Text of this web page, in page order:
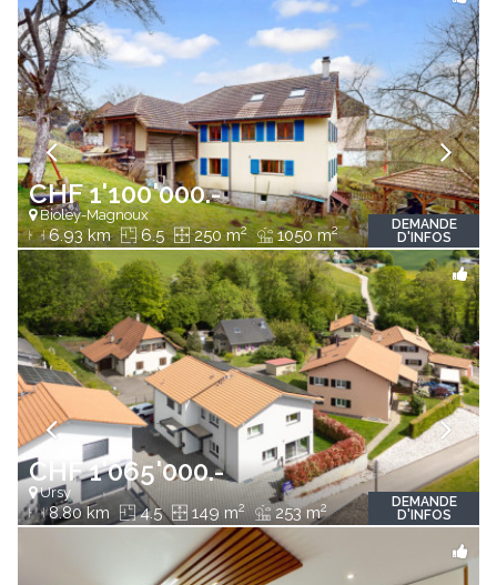
CHF 1'100'000.-
Bioley-Magnoux
6.93 km 6.5 250 m2 1050 m2
DEMANDE
D'INFOS
CHF 1'065'000.-
Ursy
8.80 km 4.5 149 m2 253 m2
DEMANDE
D'INFOS